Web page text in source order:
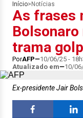
Início> Notícias
As frases
trama
PorAFP 10/06/25 -
Atualizado em
10/
Ex-presidente Jair